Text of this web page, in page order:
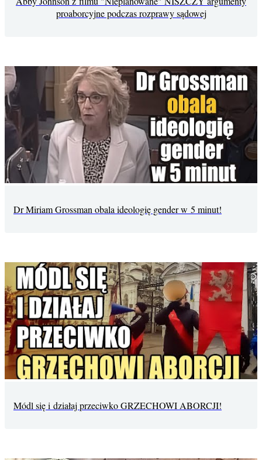
proaborcyjne podczas rozprawy sądowej
Dr Miriam Grossman obala ideologię gender w 5 minut!
Módl się i działaj przeciwko GRZECHOWI ABORCJI!